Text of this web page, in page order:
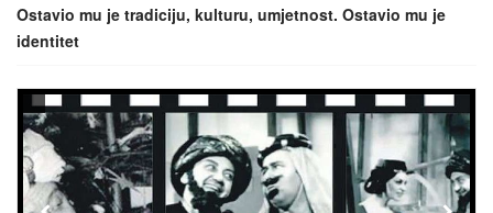
Ostavio mu je tradiciju, kulturu, umjetnost. Ostavio mu je
identitet